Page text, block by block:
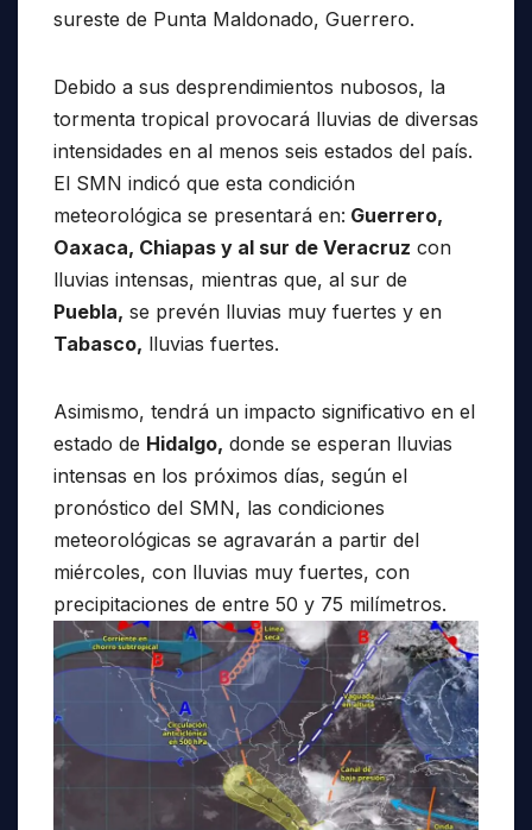
sureste de Punta Maldonado, Guerrero.
Debido a sus desprendimientos nubosos, la
tormenta tropical provocará lluvias de diversas
intensidades en al menos seis estados del país.
El SMN indicó que esta condición
meteorológica se presentará en: Guerrero,
Oaxaca, Chiapas y al sur de Veracruz con
lluvias intensas, mientras que, al sur de
Puebla, se prevén lluvias muy fuertes y en
Tabasco, lluvias fuertes.
Asimismo, tendrá un impacto significativo en el
estado de Hidalgo, donde se esperan lluvias
intensas en los próximos días, según el
pronóstico del SMN, las condiciones
meteorológicas se agravarán a partir del
miércoles, con lluvias muy fuertes, con
precipitaciones de entre 50 y 75 milímetros.